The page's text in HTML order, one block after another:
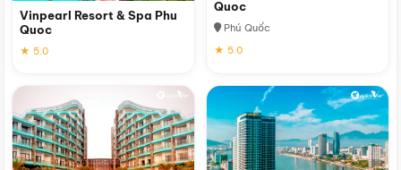
Vinpearl Resort & Spa Phu
Quoc
★ 5.0
Quoc
Phú Quốc
★ 5.0